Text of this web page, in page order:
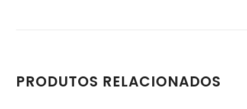
PRODUTOS RELACIONADOS